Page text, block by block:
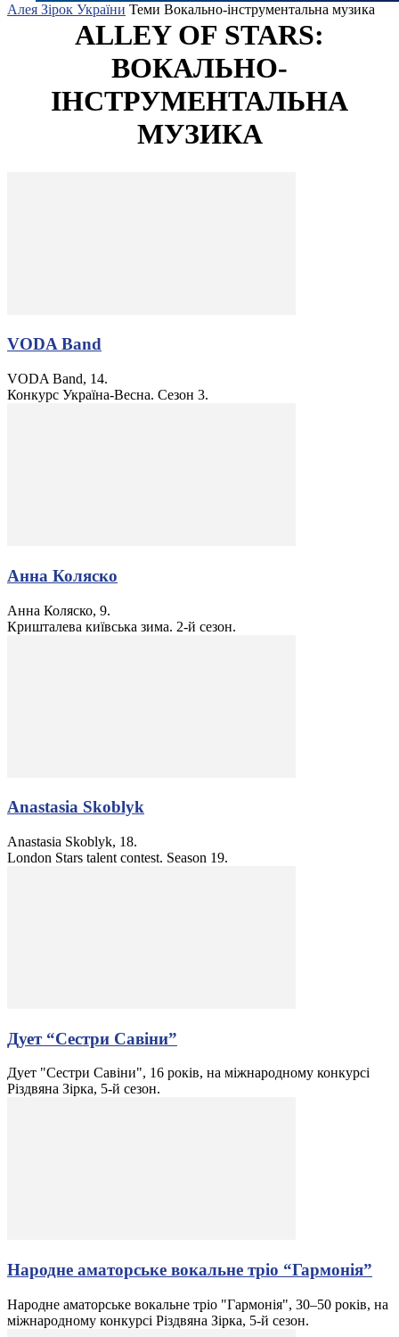
Алея Зірок України Теми Вокально-інструментальна музика
ALLEY OF STARS:
ВОКАЛЬНО-
ІНСТРУМЕНТАЛЬНА
МУЗИКА
VODA Band
VODA Band, 14.
Конкурс Україна-Весна. Сезон 3.
Анна Коляско
Анна Коляско, 9.
Кришталева київська зима. 2-й сезон.
Anastasia Skoblyk
Anastasia Skoblyk, 18.
London Stars talent contest. Season 19.
Дует “Сестри Савіни”
Дует "Сестри Савіни", 16 років, на міжнародному конкурсі
Різдвяна Зірка, 5-й сезон.
Народне аматорське вокальне тріо “Гармонія”
Народне аматорське вокальне тріо "Гармонія", 30–50 років, на
міжнародному конкурсі Різдвяна Зірка, 5-й сезон.